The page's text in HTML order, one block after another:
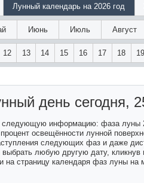
Лунный календарь на 2026 год
Июнь Июль Август
12 13 14 15 16 17 18 19
день сегодня,
следующую информацию: фаза луны
освещённости лунной
следующих фаз и даже
выбрать любую другую дату,
страницу календаря фаз луны на